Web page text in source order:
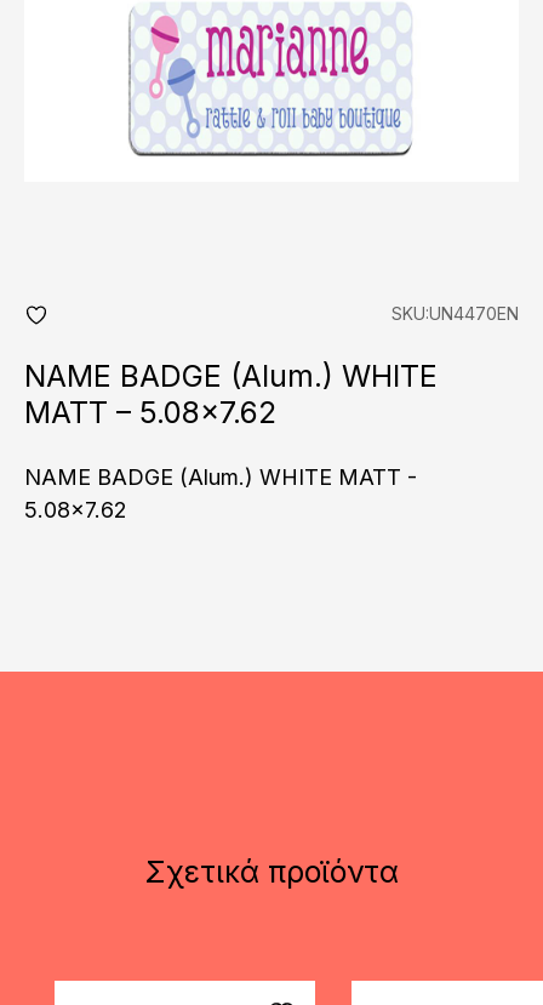
fav
SKU:UN4470EN
NAME BADGE (Alum.) WHITE
MATT – 5.08×7.62
NAME BADGE (Alum.) WHITE MATT -
5.08x7.62
Σχετικά προϊόντα